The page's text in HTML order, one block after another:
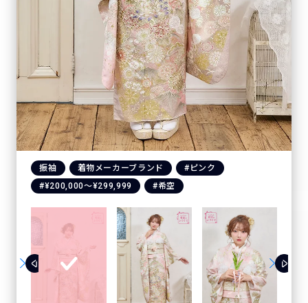
振袖 着物メーカーブランド
#ピンク
#¥200,000〜¥299,999
#希空